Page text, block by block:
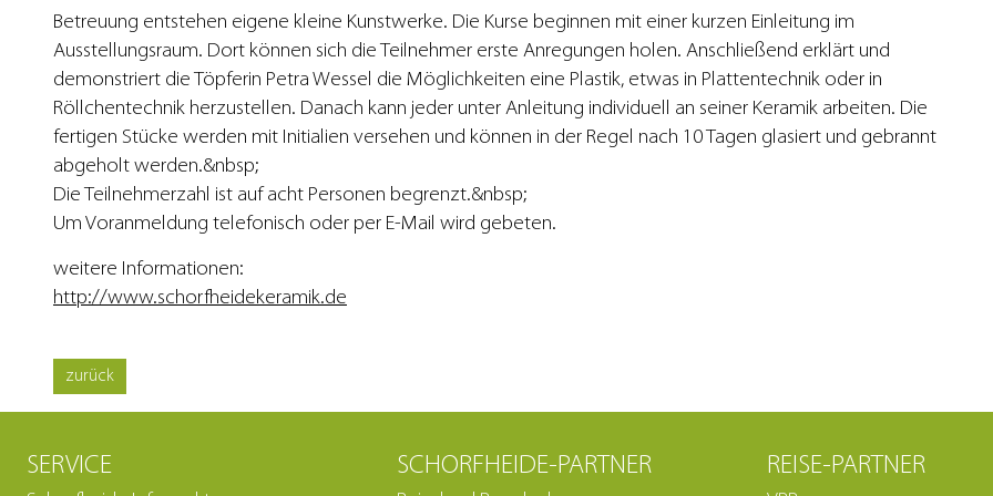
Betreuung entstehen eigene kleine Kunstwerke. Die Kurse beginnen mit einer kurzen Einleitung im
Ausstellungsraum. Dort können sich die Teilnehmer erste Anregungen holen. Anschließend erklärt und
demonstriert die Töpferin Petra Wessel die Möglichkeiten eine Plastik, etwas in Plattentechnik oder in
Röllchentechnik herzustellen. Danach kann jeder unter Anleitung individuell an seiner Keramik arbeiten. Die
fertigen Stücke werden mit Initialien versehen und können in der Regel nach 10 Tagen glasiert und gebrannt
abgeholt werden.&nbsp;
Die Teilnehmerzahl ist auf acht Personen begrenzt.&nbsp;
Um Voranmeldung telefonisch oder per E-Mail wird gebeten.
weitere Informationen:
http://www.schorfheidekeramik.de
SERVICE SCHORFHEIDE-PARTNER REISE-PARTNER